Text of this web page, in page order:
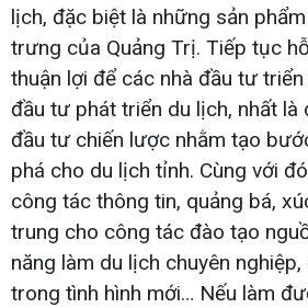
lịch, đặc biệt là những sản
trưng của Quảng Trị. Tiếp tục
thuận lợi để các nhà đầu tư
đầu tư phát triển du lịch, nhất là
đầu tư chiến lược nhằm tạo
phá cho du lịch tỉnh. Cùng với
công tác thông tin, quảng bá,
trung cho công tác đào tạo
năng làm du lịch chuyên
trong tình hình mới… Nếu làm